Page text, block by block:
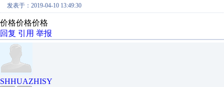
发表于：2019-04-10 13:49:30
价格价格价格
回复 引用 举报
SHHUAZHISY